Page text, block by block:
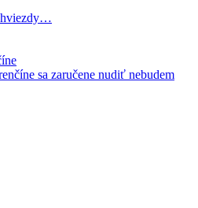
hviezdy…
sa zaručene nudiť nebudem